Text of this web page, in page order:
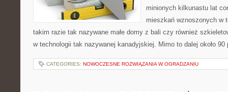
minionych kilkunastu lat
mieszkań wznoszonych w
takim razie tak nazywane małe domy z bali czy również
w technologii tak nazywanej kanadyjskiej. Mimo to dalej około
CATEGORIES: NOWOCZESNE ROZWIĄZANIA W OGRADZANIU